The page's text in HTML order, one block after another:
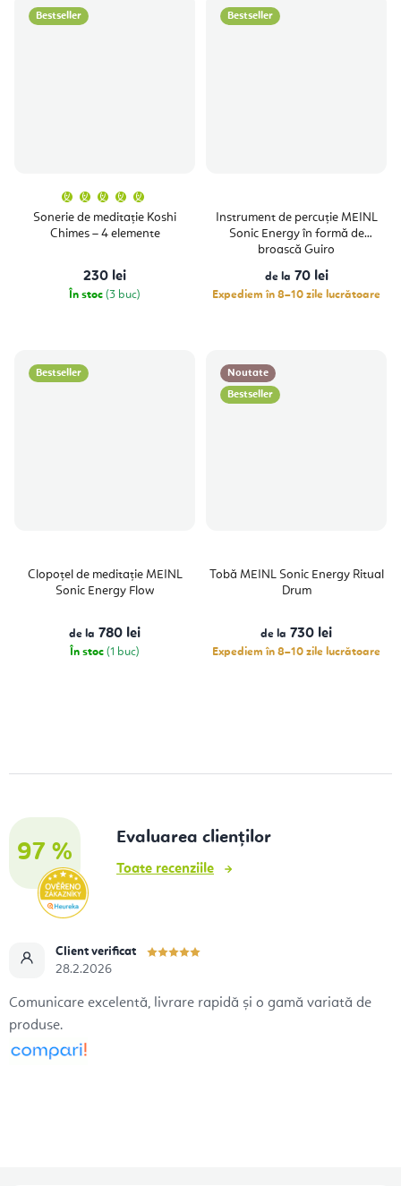
Bestseller
Sonerie de meditație Koshi
Chimes – 4 elemente
a
produsului
este
230 lei
În stoc (3 buc)
Bestseller
Instrument de percuție MEINL
Sonic Energy în formă de
broască Guiro
de la 70 lei
Expediem în 8–10 zile lucrătoare
Bestseller
Clopoțel de meditație MEINL
Sonic Energy Flow
de la 780 lei
În stoc (1 buc)
Noutate
Bestseller
Tobă MEINL Sonic Energy Ritual
Drum
de la 730 lei
Expediem în 8–10 zile lucrătoare
97 %
Evaluarea clienților
Toate recenziile
Client verificat
28.2.2026
Comunicare excelentă, livrare rapidă și o gamă variată de
produse.